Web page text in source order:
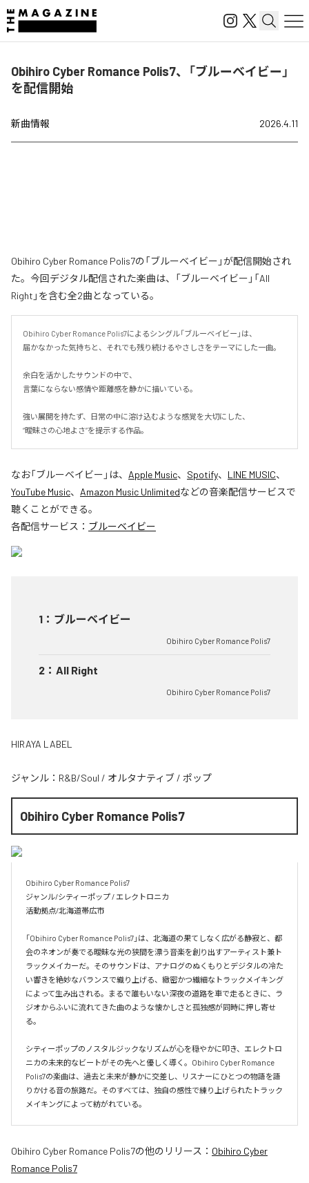
Obihiro Cyber Romance Polis7、「ブルーベイビー」
を配信開始
新曲情報 2026.4.11
Obihiro Cyber Romance Polis7の「ブルーベイビー」が配信開始され
た。今回デジタル配信された楽曲は、「ブルーベイビー」「All
Right」を含む全2曲となっている。
Obihiro Cyber Romance Polis7によるシングル「ブルーベイビー」は、
届かなかった気持ちと、それでも残り続けるやさしさをテーマにした一曲。
余白を活かしたサウンドの中で、
言葉にならない感情や距離感を静かに描いている。
強い展開を持たず、日常の中に溶け込むような感覚を大切にした、
“曖昧さの心地よさ”を提示する作品。
なお「ブルーベイビー 」は、 Apple Music、 Spotify、 LINE MUSIC、
YouTube Music、 Amazon Music Unlimitedなどの音楽配信サービスで
聴くことができる。
各配信サービス： ブルーベイビー
1 ： ブルーベイビー
Obihiro Cyber Romance Polis7
2 ： All Right
Obihiro Cyber Romance Polis7
HIRAYA LABEL
ジャンル： R&B/Soul / オルタナティブ / ポップ
Obihiro Cyber Romance Polis7
Obihiro Cyber Romance Polis7
ジャンル/シティーポップ / エレクトロニカ
活動拠点/北海道帯広市
「Obihiro Cyber Romance Polis7」は、北海道の果てしなく広がる静寂と、都
会のネオンが奏でる曖昧な光の狭間を漂う音楽を創り出すアーティスト兼ト
ラックメイカーだ。そのサウンドは、アナログのぬくもりとデジタルの冷た
い響きを絶妙なバランスで織り上げる、緻密かつ繊細なトラックメイキング
によって生み出される。まるで誰もいない深夜の道路を車で走るときに、ラ
ジオからふいに流れてきた曲のような懐かしさと孤独感が同時に押し寄せ
る。
シティーポップのノスタルジックなリズムが心を穏やかに叩き、エレクトロ
ニカの未来的なビートがその先へと優しく導く。Obihiro Cyber Romance
Polis7の楽曲は、過去と未来が静かに交差し、リスナーにひとつの物語を語
りかける音の旅路だ。そのすべては、独自の感性で練り上げられたトラック
メイキングによって紡がれている。
Obihiro Cyber Romance Polis7の他のリリース： Obihiro Cyber
Romance Polis7